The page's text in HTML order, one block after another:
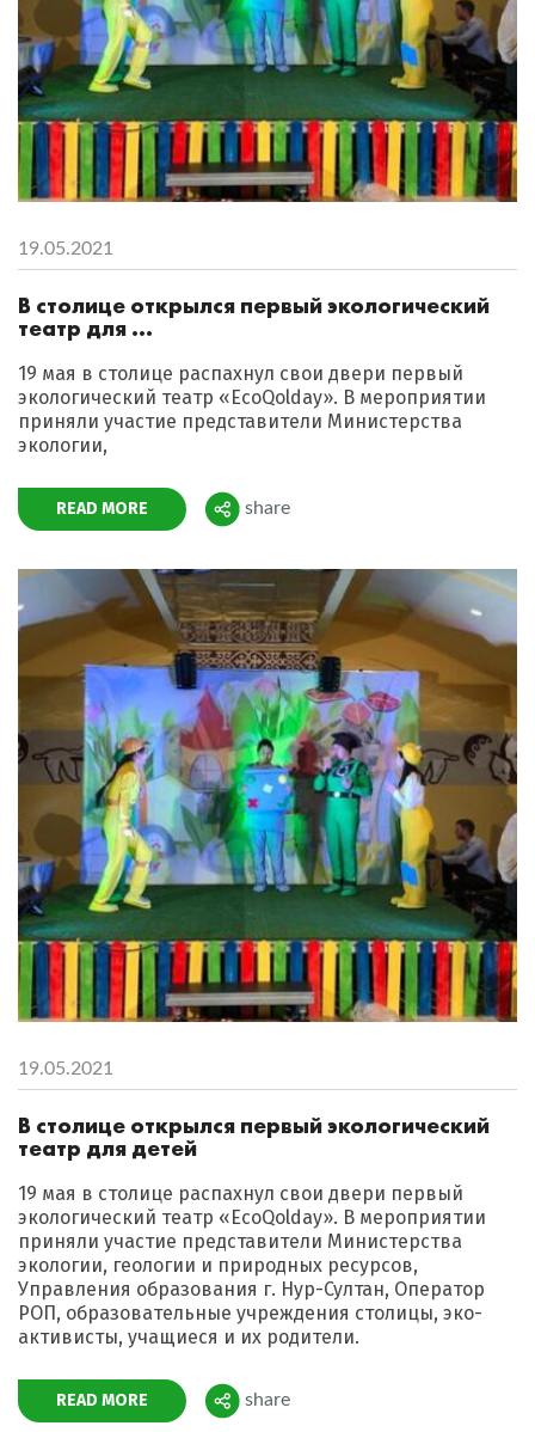
19.05.2021
В столице открылся первый экологический
театр для ...
19 мая в столице распахнул свои двери первый
экологический театр «EcoQolday». В мероприятии
приняли участие представители Министерства
экологии,
READ MORE Поделиться
share
19.05.2021
В столице открылся первый экологический
театр для детей
19 мая в столице распахнул свои двери первый
экологический театр «EcoQolday». В мероприятии
приняли участие представители Министерства
экологии, геологии и природных ресурсов,
Управления образования г. Нур-Султан, Оператор
РОП, образовательные учреждения столицы, эко-
активисты, учащиеся и их родители.
READ MORE Поделиться
share